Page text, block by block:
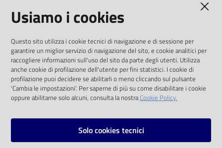
solo alle condizioni previste dalla direttiva
comunitaria 2003/98/CE e dal d.lgs. 36/2006
SOCIAL
Instagram
Usiamo i cookies
Questo sito utilizza i cookie tecnici di navigazione e di sessione per
garantire un miglior servizio di navigazione del sito, e cookie analitici per
raccogliere informazioni sull'uso del sito da parte degli utenti. Utilizza
anche cookie di profilazione dell'utente per fini statistici. I cookie di
profilazione puoi decidere se abilitarli o meno cliccando sul pulsante
'Cambia le impostazioni'. Per saperne di più su come disabilitare i cookie
oppure abilitarne solo alcuni, consulta la nostraCookie Policy.
Solo cookies tecnici